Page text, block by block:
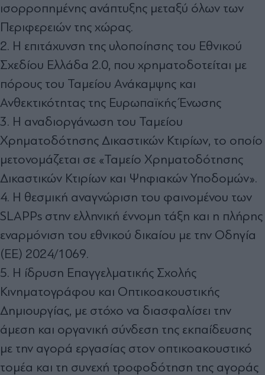
ισορροπημένης ανάπτυξης μεταξύ όλων των
Περιφερειών της χώρας.
2. Η επιτάχυνση της υλοποίησης του Εθνικού
Σχεδίου Ελλάδα 2.0, που χρηματοδοτείται με
πόρους του Ταμείου Ανάκαμψης και
Ανθεκτικότητας της Ευρωπαϊκής Ένωσης
3. Η αναδιοργάνωση του Ταμείου
Χρηματοδότησης Δικαστικών Κτιρίων, το οποίο
μετονομάζεται σε «Ταμείο Χρηματοδότησης
Δικαστικών Κτιρίων και Ψηφιακών Υποδομών».
4. Η θεσμική αναγνώριση του φαινομένου των
SLAPPs στην ελληνική έννομη τάξη και η πλήρης
εναρμόνιση του εθνικού δικαίου με την Οδηγία
(ΕΕ) 2024/1069.
5. Η ίδρυση Επαγγελματικής Σχολής
Κινηματογράφου και Οπτικοακουστικής
Δημιουργίας, με στόχο να διασφαλίσει την
άμεση και οργανική σύνδεση της εκπαίδευσης
με την αγορά εργασίας στον οπτικοακουστικό
τομέα και τη συνεχή τροφοδότηση της αγοράς